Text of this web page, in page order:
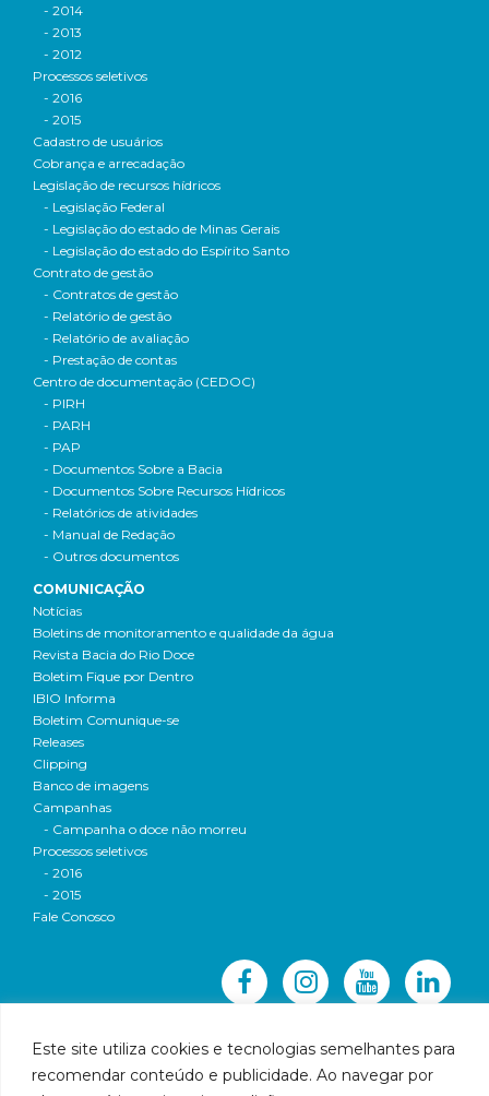
Este site utiliza cookies e tecnologias semelhantes para
recomendar conteúdo e publicidade. Ao navegar por
- 2014
- 2013
- 2012
Processos seletivos
- 2016
- 2015
Cadastro de usuários
Cobrança e arrecadação
Legislação de recursos hídricos
- Legislação Federal
- Legislação do estado de Minas Gerais
- Legislação do estado do Espírito Santo
Contrato de gestão
- Contratos de gestão
- Relatório de gestão
- Relatório de avaliação
- Prestação de contas
Centro de documentação (CEDOC)
- PIRH
- PARH
- PAP
- Documentos Sobre a Bacia
- Documentos Sobre Recursos Hídricos
- Relatórios de atividades
- Manual de Redação
- Outros documentos
COMUNICAÇÃO
Notícias
Boletins de monitoramento e qualidade da água
Revista Bacia do Rio Doce
Boletim Fique por Dentro
IBIO Informa
Boletim Comunique-se
Releases
Clipping
Banco de imagens
Campanhas
- Campanha o doce não morreu
Processos seletivos
- 2016
- 2015
Fale Conosco
© 2016 CBH-Doce - Todos os direitos reservados